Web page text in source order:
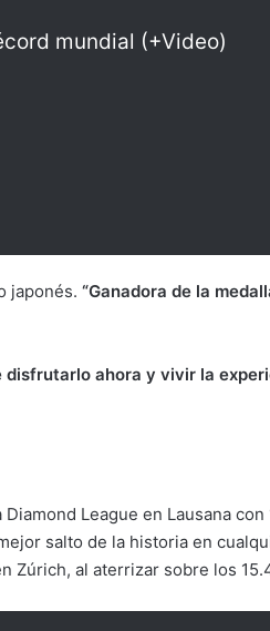
mundial (+Video)
japonés. “Ganadora de la
disfrutarlo ahora y vivir la
League en Lausana con
salto de la historia en
Zúrich, al aterrizar sobre los